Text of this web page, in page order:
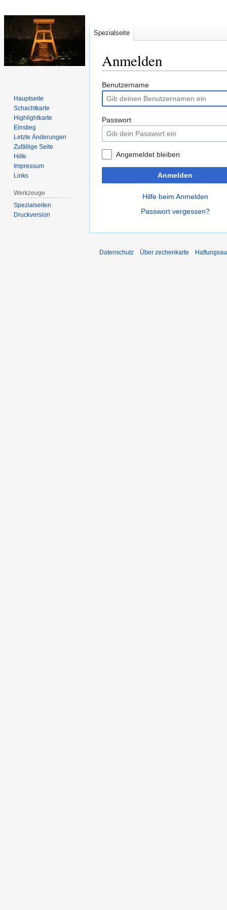
Anmelden
Zur
Navigation
springen
Zur
Suche
springen
Benutzername
Passwort
Angemeldet bleiben
Anmelden
Hilfe beim Anmelden
Passwort vergessen?
Spezialseite
Hauptseite
Schachtkarte
Highlightkarte
Einstieg
Letzte Änderungen
Zufällige Seite
Hilfe
Impressum
Links
Werkzeuge
Spezialseiten
Druckversion
Datenschutz Über zechenkarte